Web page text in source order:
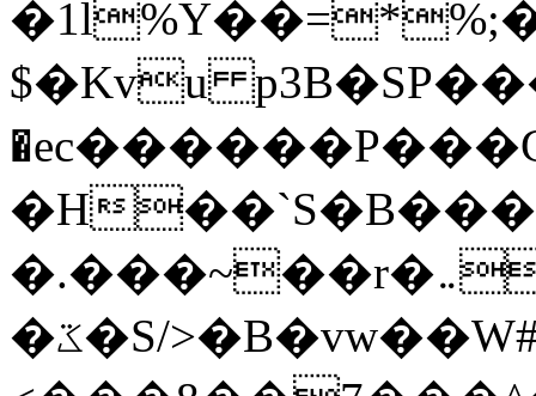
$�Kvu
�H
�.���~��r�޼�}�܅�mؕWu���K}
�ػ�S/>�B�vw��W#�I��*]\W��)Ħ�1��fC}